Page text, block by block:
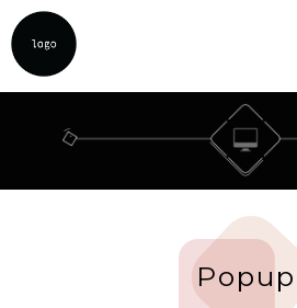
Popup